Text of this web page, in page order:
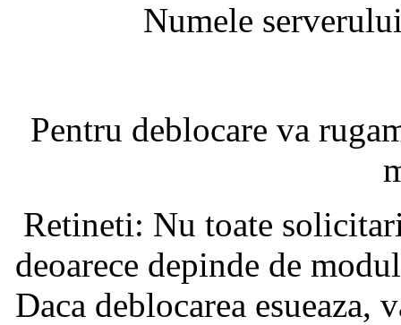
Numele
Pentru deblocare va
Retineti: Nu toate
deoarece depinde de
Daca deblocarea